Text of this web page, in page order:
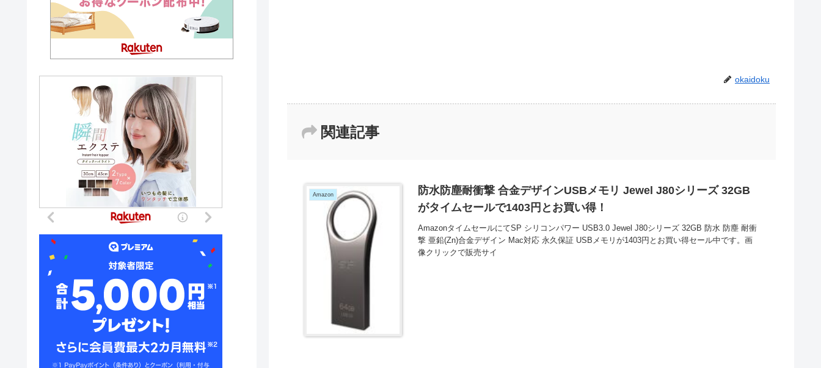
okaidoku
関連記事
Amazon
防水防塵耐衝撃 合金デザインUSBメモリ Jewel J80シリーズ 32GB
がタイムセールで1403円とお買い得！
AmazonタイムセールにてSP シリコンパワー USB3.0 Jewel J80シリーズ 32GB 防水 防塵 耐衝
撃 亜鉛(Zn)合金デザイン Mac対応 永久保証 USBメモリが1403円とお買い得セール中です。画
像クリックで販売サイ